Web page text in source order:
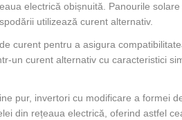
electrică obișnuită. Panourile
utilizează curent alternativ.
curent pentru a asigura
un curent alternativ cu caracteristici
pur, invertori cu modificare a formei
din rețeaua electrică, oferind astfel